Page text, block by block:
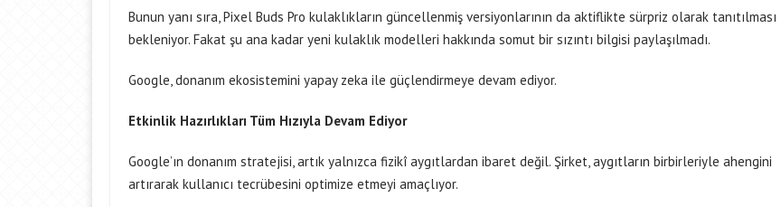
Bunun yanı sıra, Pixel Buds Pro kulaklıkların güncellenmiş versiyonlarının da aktiflikte sürpriz olarak tanıtılması
bekleniyor. Fakat şu ana kadar yeni kulaklık modelleri hakkında somut bir sızıntı bilgisi paylaşılmadı.
Google, donanım ekosistemini yapay zeka ile güçlendirmeye devam ediyor.
Etkinlik Hazırlıkları Tüm Hızıyla Devam Ediyor
Google’ın donanım stratejisi, artık yalnızca fizikî aygıtlardan ibaret değil. Şirket, aygıtların birbirleriyle ahengini
artırarak kullanıcı tecrübesini optimize etmeyi amaçlıyor.